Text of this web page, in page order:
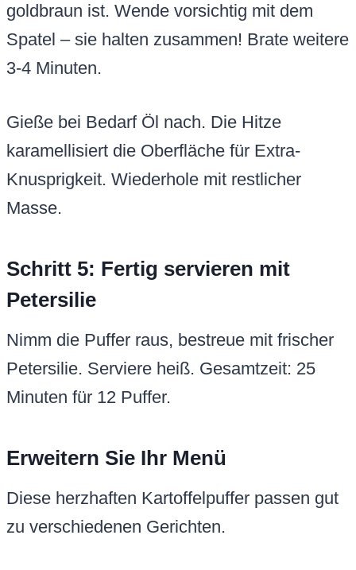
goldbraun ist. Wende vorsichtig mit dem
Spatel – sie halten zusammen! Brate weitere
3-4 Minuten.
Gieße bei Bedarf Öl nach. Die Hitze
karamellisiert die Oberfläche für Extra-
Knusprigkeit. Wiederhole mit restlicher
Masse.
Schritt 5: Fertig servieren mit
Petersilie
Nimm die Puffer raus, bestreue mit frischer
Petersilie. Serviere heiß. Gesamtzeit: 25
Minuten für 12 Puffer.
Erweitern Sie Ihr Menü
Diese herzhaften Kartoffelpuffer passen gut
zu verschiedenen Gerichten.